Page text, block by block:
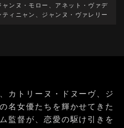
ンヌ・モロー、アネット・ヴァデ
ィニャン、ジャンヌ・ヴァレリー
カトリーヌ・ドヌーヴ、ジ
名女優たちを輝かせてきた
監督が、恋愛の駆け引きを